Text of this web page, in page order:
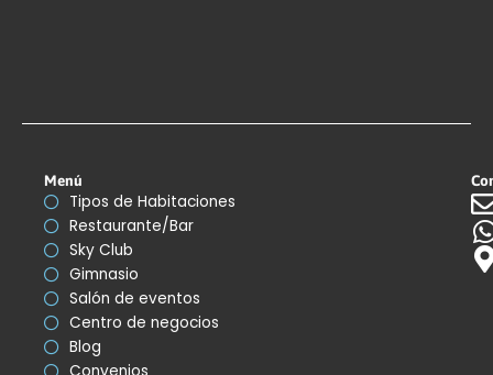
Menú
Tipos de Habitaciones
Restaurante/Bar
Sky Club
Gimnasio
Salón de eventos
Centro de negocios
Blog